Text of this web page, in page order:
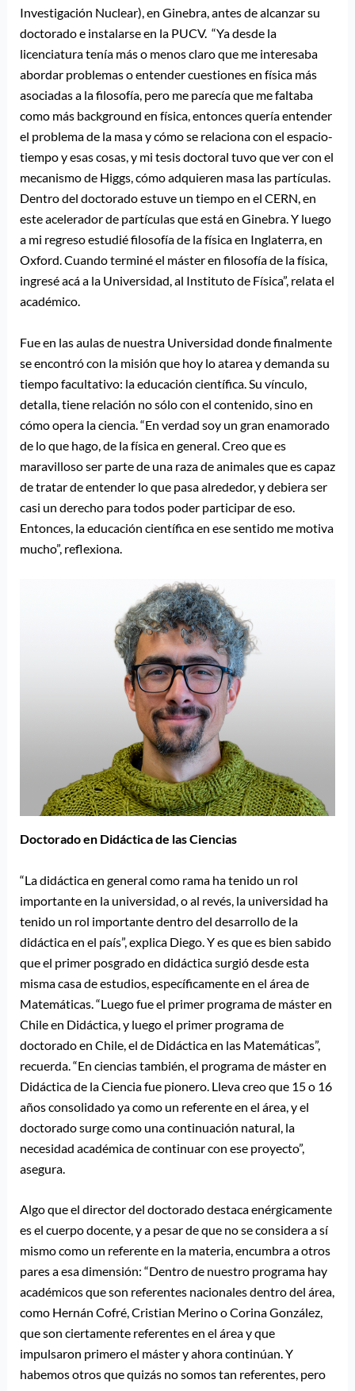
Investigación Nuclear), en Ginebra, antes de alcanzar su
doctorado e instalarse en la PUCV. “Ya desde la
licenciatura tenía más o menos claro que me interesaba
abordar problemas o entender cuestiones en física más
asociadas a la filosofía, pero me parecía que me faltaba
como más background en física, entonces quería entender
el problema de la masa y cómo se relaciona con el espacio-
tiempo y esas cosas, y mi tesis doctoral tuvo que ver con el
mecanismo de Higgs, cómo adquieren masa las partículas.
Dentro del doctorado estuve un tiempo en el CERN, en
este acelerador de partículas que está en Ginebra. Y luego
a mi regreso estudié filosofía de la física en Inglaterra, en
Oxford. Cuando terminé el máster en filosofía de la física,
ingresé acá a la Universidad, al Instituto de Física”, relata el
académico.
Fue en las aulas de nuestra Universidad donde finalmente
se encontró con la misión que hoy lo atarea y demanda su
tiempo facultativo: la educación científica. Su vínculo,
detalla, tiene relación no sólo con el contenido, sino en
cómo opera la ciencia. “En verdad soy un gran enamorado
de lo que hago, de la física en general. Creo que es
maravilloso ser parte de una raza de animales que es capaz
de tratar de entender lo que pasa alrededor, y debiera ser
casi un derecho para todos poder participar de eso.
Entonces, la educación científica en ese sentido me motiva
mucho”, reflexiona.
Doctorado en Didáctica de las Ciencias
“La didáctica en general como rama ha tenido un rol
importante en la universidad, o al revés, la universidad ha
tenido un rol importante dentro del desarrollo de la
didáctica en el país”, explica Diego. Y es que es bien sabido
que el primer posgrado en didáctica surgió desde esta
misma casa de estudios, específicamente en el área de
Matemáticas. “Luego fue el primer programa de máster en
Chile en Didáctica, y luego el primer programa de
doctorado en Chile, el de Didáctica en las Matemáticas”,
recuerda. “En ciencias también, el programa de máster en
Didáctica de la Ciencia fue pionero. Lleva creo que 15 o 16
años consolidado ya como un referente en el área, y el
doctorado surge como una continuación natural, la
necesidad académica de continuar con ese proyecto”,
asegura.
Algo que el director del doctorado destaca enérgicamente
es el cuerpo docente, y a pesar de que no se considera a sí
mismo como un referente en la materia, encumbra a otros
pares a esa dimensión: “Dentro de nuestro programa hay
académicos que son referentes nacionales dentro del área,
como Hernán Cofré, Cristian Merino o Corina González,
que son ciertamente referentes en el área y que
impulsaron primero el máster y ahora continúan. Y
habemos otros que quizás no somos tan referentes, pero